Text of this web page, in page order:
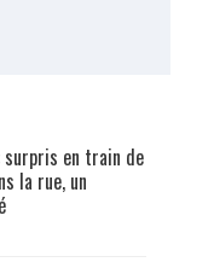
surpris en train de
la rue, un